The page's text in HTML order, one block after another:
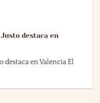
destaca en
destaca en Valencia El